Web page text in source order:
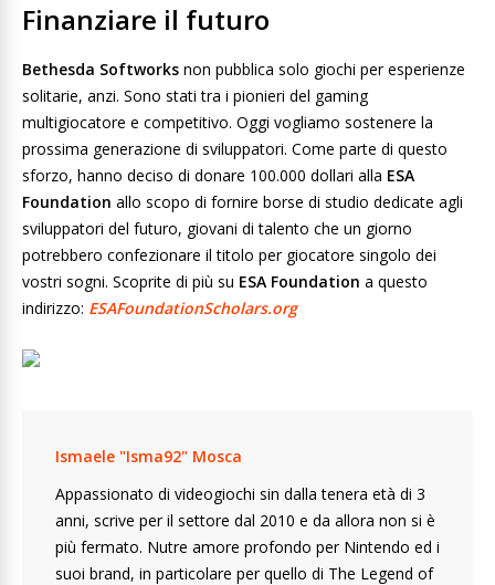
Finanziare il futuro
Bethesda Softworks non pubblica solo giochi per esperienze
solitarie, anzi. Sono stati tra i pionieri del gaming
multigiocatore e competitivo. Oggi vogliamo sostenere la
prossima generazione di sviluppatori. Come parte di questo
sforzo, hanno deciso di donare 100.000 dollari alla ESA
Foundation allo scopo di fornire borse di studio dedicate agli
sviluppatori del futuro, giovani di talento che un giorno
potrebbero confezionare il titolo per giocatore singolo dei
vostri sogni. Scoprite di più su ESA Foundation a questo
indirizzo: ESAFoundationScholars.org
Ismaele "Isma92" Mosca
Appassionato di videogiochi sin dalla tenera età di 3
anni, scrive per il settore dal 2010 e da allora non si è
più fermato. Nutre amore profondo per Nintendo ed i
suoi brand, in particolare per quello di The Legend of